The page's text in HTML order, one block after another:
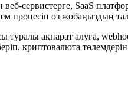
сервистерге, SaaS
өз жобаңыздың
ақпарат алуға,
криптовалюта